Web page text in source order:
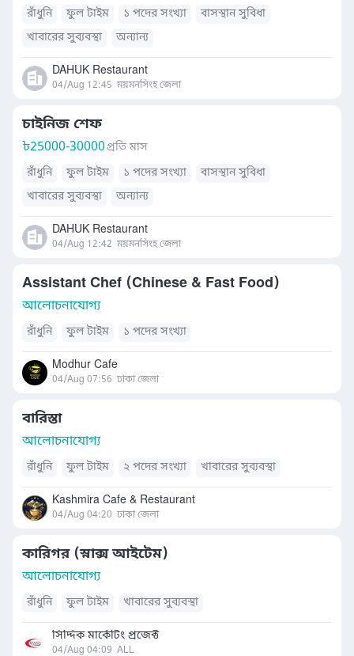
রাঁধুনি ফুল টাইম ১ পদের সংখ্যা
বাসস্থান সুবিধা
খাবারের সুব্যবস্থা
অন্যান্য
DAHUK Restaurant
04/Aug 12:45 ময়মনসিংহ জেলা
চাইনিজ শেফ
৳25000-30000প্রতি মাস
রাঁধুনি
ফুল টাইম ১ পদের সংখ্যা
বাসস্থান সুবিধা
খাবারের সুব্যবস্থা
অন্যান্য
DAHUK Restaurant
04/Aug 12:42 ময়মনসিংহ জেলা
Assistant Chef (Chinese & Fast Food)
আলোচনাযোগ্য
রাঁধুনি ফুল টাইম ১ পদের সংখ্যা
Modhur Cafe
04/Aug 07:56 ঢাকা জেলা
বারিস্তা
আলোচনাযোগ্য
রাঁধুনি ফুল টাইম ২ পদের সংখ্যা খাবারের সুব্যবস্থা
Kashmira Cafe & Restaurant
04/Aug 04:20 ঢাকা জেলা
কারিগর (স্নাক্স আইটেম)
আলোচনাযোগ্য
রাঁধুনি ফুল টাইম খাবারের সুব্যবস্থা
সিদ্দিক মার্কেটিং প্রজেক্ট
04/Aug 04:09 ALL